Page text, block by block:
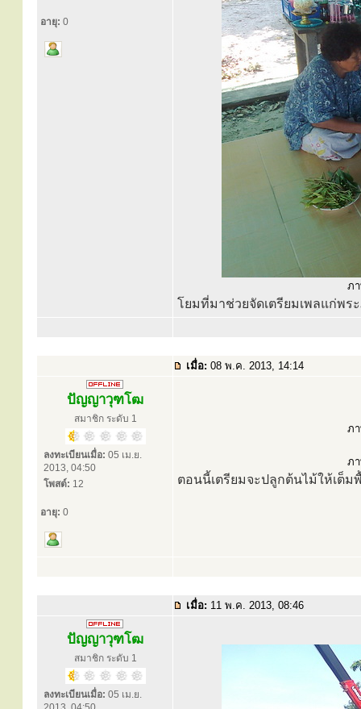
อายุ: 0
ภ
โยมที่มาช่วยจัดเตรียมเพลแก่พร
เมื่อ: 08 พ.ค. 2013, 14:14
ปัญญาวุฑโฒ
สมาชิก ระดับ 1
ลงทะเบียนเมื่อ: 05 เม.ย.
2013, 04:50
โพสต์: 12
อายุ: 0
ภ
ภ
ตอนนี้เตรียมจะปลูกต้นไม้ให้เต็
เมื่อ: 11 พ.ค. 2013, 08:46
ปัญญาวุฑโฒ
สมาชิก ระดับ 1
ลงทะเบียนเมื่อ: 05 เม.ย.